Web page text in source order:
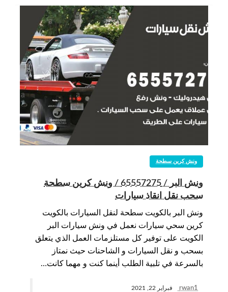
ونش كرين سطحة
ونش البر / 65557275 / ونش كرين سطحة
سحب نقل انقاذ سيارات
ونش البر بالكويت سطحة لنقل السيارات بالكويت
كرين سحي سيارات نعمل في ونش سيارات البر
الكويت على توفير كل مستلزمات العمل الذي يتعلق
بسحب و نقل السيارات و الشاحنات حيث نمتاز
بالسرعة في تلبية الطلب أينما كنت و مهما كانت…
rwan1 فبراير 22, 2021